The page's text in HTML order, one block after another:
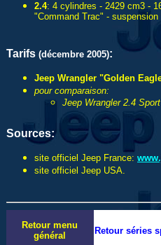
2.4: 4 cylindres - 2429 cm3 -
"Command Trac" - suspension
Tarifs (décembre 2005):
Jeep Wrangler "Golden
pour comparaison:
Jeep Wrangler 2.4
Sources:
site officiel Jeep France:
site officiel Jeep USA.
Retour menu
général
Retour séries